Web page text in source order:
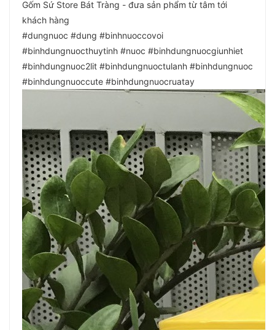
Gốm Sứ Store Bát Tràng - đưa sản phẩm từ tâm tới
khách hàng
#dungnuoc #dung #binhnuoccovoi
#binhdungnuocthuytinh #nuoc #binhdungnuocgiunhiet
#binhdungnuoc2lit #binhdungnuoctulanh #binhdungnuoc
#binhdungnuoccute #binhdungnuocruatay